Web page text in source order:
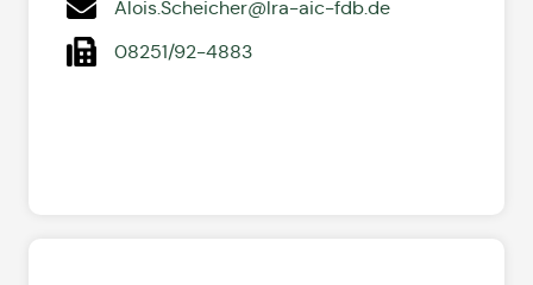
Alois.Scheicher@lra-aic-fdb.de
08251/92-4883